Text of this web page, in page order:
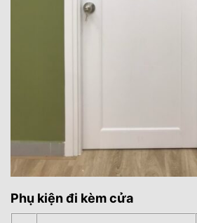
Phụ kiện đi kèm cửa